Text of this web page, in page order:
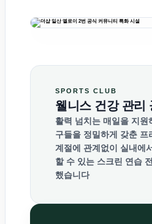
SPORTS CLUB
웰니스 건강 관리
활력 넘치는 매일을 지원
구들을 정밀하게 갖춘
계절에 관계없이 실내에
할 수 있는 스크린 연습
했습니다